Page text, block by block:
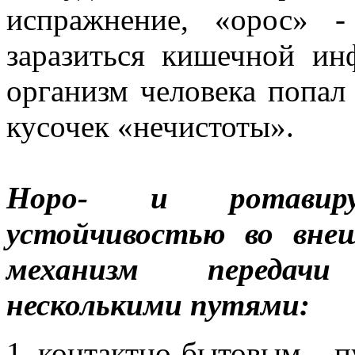
испражнение, «орос»
заразиться кишечной
организм человека
кусочек «нечистоты».
Норо- и
устойчивостью во
механизм
несколькими путями: